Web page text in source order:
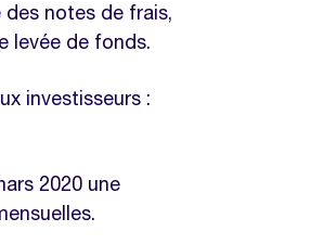
des notes de frais,
levée de fonds.
investisseurs :
2020 une